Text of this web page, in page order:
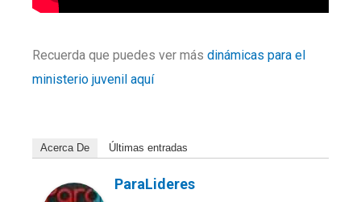
Recuerda que puedes ver más dinámicas para el
ministerio juvenil aquí
Acerca De Últimas entradas
ParaLideres